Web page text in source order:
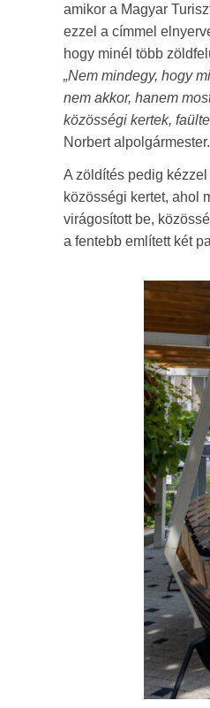
amikor a Magyar
ezzel a címmel
hogy minél több
„Nem mindegy, hogy
nem akkor, hanem
közösségi kertek,
Norbert alpolgármester.
A zöldítés pedig
közösségi kertet, ahol
virágosított be,
a fentebb említett két